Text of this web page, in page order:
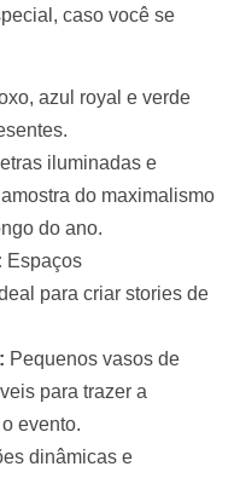
caso você se
azul royal e verde
iluminadas e
do maximalismo
do ano.
Espaços
para criar stories de
Pequenos vasos de
para trazer a
evento.
dinâmicas e